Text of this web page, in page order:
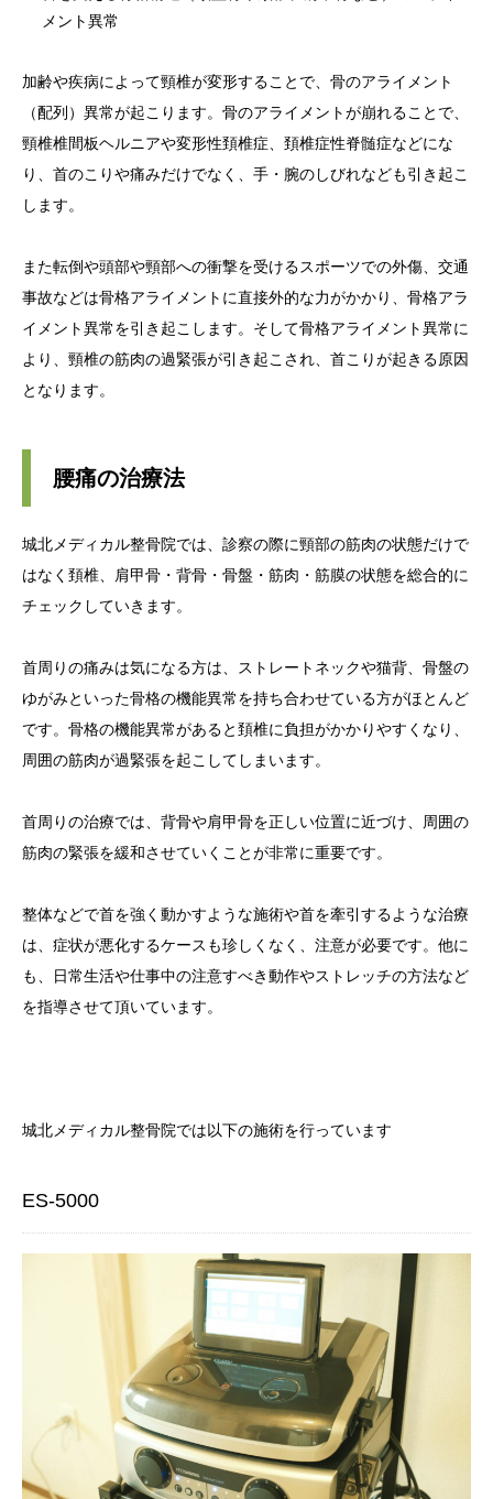
メント異常
加齢や疾病によって頸椎が変形することで、骨のアライメント
（配列）異常が起こります。骨のアライメントが崩れることで、
頸椎椎間板ヘルニアや変形性頚椎症、頚椎症性脊髄症などにな
り、首のこりや痛みだけでなく、手・腕のしびれなども引き起こ
します。
また転倒や頭部や頸部への衝撃を受けるスポーツでの外傷、交通
事故などは骨格アライメントに直接外的な力がかかり、骨格アラ
イメント異常を引き起こします。そして骨格アライメント異常に
より、頸椎の筋肉の過緊張が引き起こされ、首こりが起きる原因
となります。
腰痛の治療法
城北メディカル整骨院では、診察の際に頸部の筋肉の状態だけで
はなく頚椎、肩甲骨・背骨・骨盤・筋肉・筋膜の状態を総合的に
チェックしていきます。
首周りの痛みは気になる方は、ストレートネックや猫背、骨盤の
ゆがみといった骨格の機能異常を持ち合わせている方がほとんど
です。骨格の機能異常があると頚椎に負担がかかりやすくなり、
周囲の筋肉が過緊張を起こしてしまいます。
首周りの治療では、背骨や肩甲骨を正しい位置に近づけ、周囲の
筋肉の緊張を緩和させていくことが非常に重要です。
整体などで首を強く動かすような施術や首を牽引するような治療
は、症状が悪化するケースも珍しくなく、注意が必要です。他に
も、日常生活や仕事中の注意すべき動作やストレッチの方法など
を指導させて頂いています。
城北メディカル整骨院では以下の施術を行っています
ES-5000